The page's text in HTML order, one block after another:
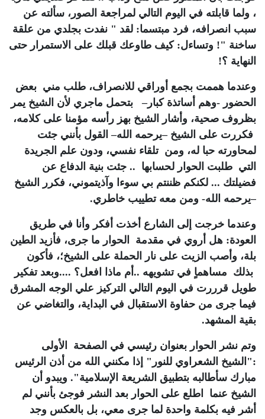
، ولما قابلته في اليوم التالي لمراجعة الصور، سألته عن
سبب انصرافه، فرد مبتسما: لقد " نفدت بجلدي من علقة
ساخنة "! وتساءل: كيف طاوعك قبلك على الاستمرار حتى
النهاية ؟!
وعندما هممت بجمع أوراقي للانصراف، طلب مني بعض
الحضور -وهم أساتذة كبار– بتحمل ماجري لأن الشيخ يمر
بظروف صحية، وأشار الشيخ بهز رأسه مؤمنا على كلامه،
فكررت على الشيخ –يرحمه الله– القول بأنني جئت
لمحاورته حبا له، ومن تلقاء نفسي، ودون علم الجريدة
التي طلبت الحوار لحسابها .. جئت بنية الدفاع عن
فضيلتك ... لكنكم ظننتم بي سوءا وآذيتموني، فكرر الشيخ
–يرحمه الله- ومن معه تطييب خاطري.
وعندما خرجت إلى الشارع أخذت أفكر وأنا في طريق
العودة: هل أروي في مقدمة الحوار ما جرى، فأزيد الطين
بلة، وأصب الزيت على نار الحملة على الشيخ؛، فأكون
بذلك مساهماٍ في تشويهه ..أم ماذا افعل؟ ....وبعد تفكير
طويل قرررت في اليوم التالي التركيز علي الوجه المشرق
فيما جرى من حفاوة الاستقبال في البداية، والتغاضي عن
بقية المشهد.
وتم نشر الحوار بعنوان رئيسي في الصفحة الأولى
:"الشيخ الشعراوي للنور" إذا مكنني الله من أذن الرئيس
مبارك سأطالبه بتطبيق الشريعة الإسلامية". ويبدو أن
الشيخ عنما اطلع على الحوار بعد النشر فوجئ بأنني لم
أشر فيه بكلمة واحدة لما جرى معي، بل بالعكس وجد